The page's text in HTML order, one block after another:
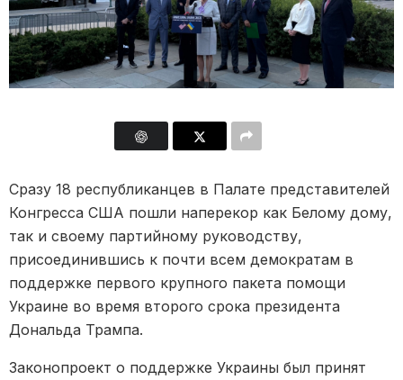
Сразу 18 республиканцев в Палате представителей
Конгресса США пошли наперекор как Белому дому,
так и своему партийному руководству,
присоединившись к почти всем демократам в
поддержке первого крупного пакета помощи
Украине во время второго срока президента
Дональда Трампа.
Законопроект о поддержке Украины был принят